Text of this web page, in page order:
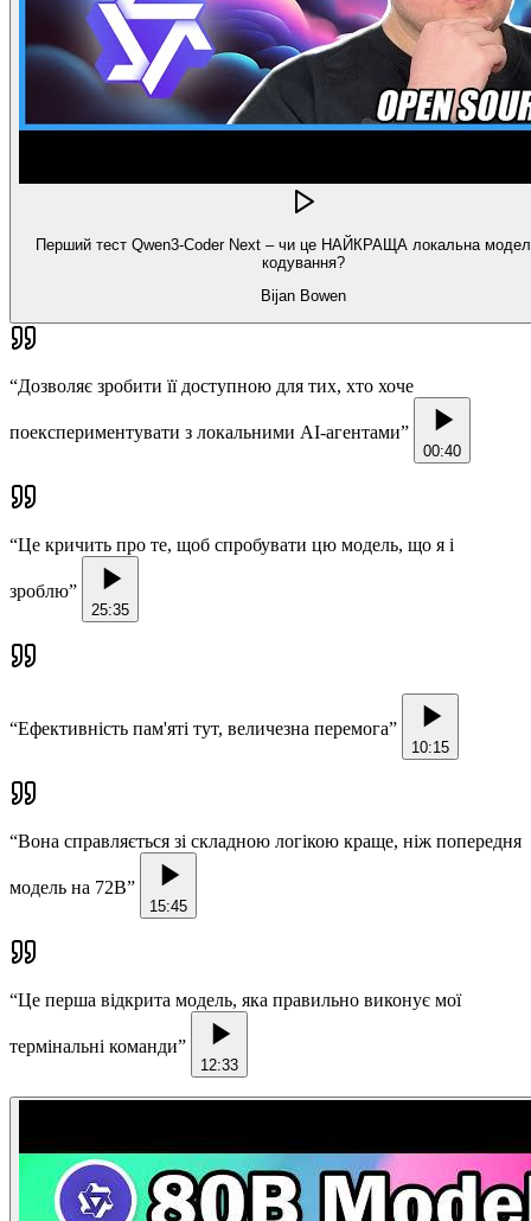
Перший тест Qwen3-Coder Next – чи це НАЙКРАЩА локальна
кодування?
Bijan Bowen
“Дозволяє зробити її доступною для тих, хто хоче
поекспериментувати з локальними AI-агентами”
00:40
“Це кричить про те, щоб спробувати цю модель, що я і
зроблю”
25:35
“Ефективність пам'яті тут, величезна перемога”
10:15
“Вона справляється зі складною логікою краще, ніж попередня
модель на 72B”
15:45
“Це перша відкрита модель, яка правильно виконує мої
термінальні команди”
12:33